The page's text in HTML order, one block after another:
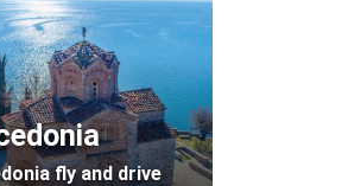
fly and drive